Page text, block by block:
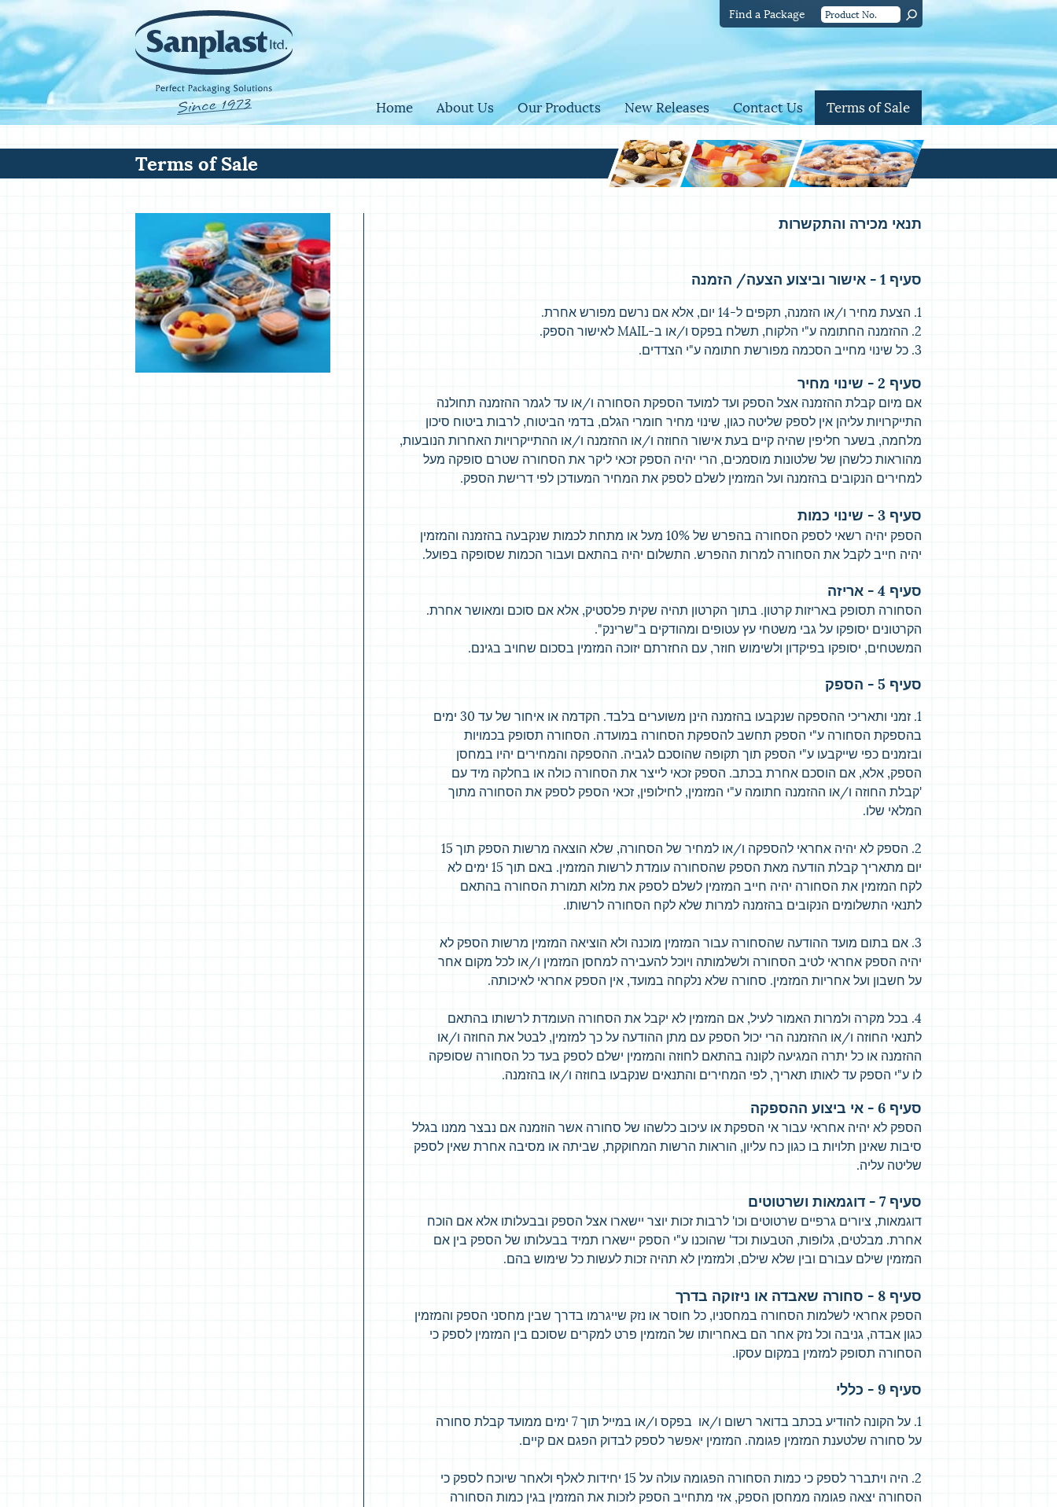
Find a Package
Home About Us Our Products New Releases Contact Us Terms of Sale
Terms of Sale
תנאי מכירה והתקשרות
סעיף 1 - אישור וביצוע הצעה/ הזמנה
1. הצעת מחיר ו/או הזמנה, תקפים ל-14 יום, אלא אם נרשם מפורש אחרת.
2. ההזמנה החתומה ע"י הלקוח, תשלח בפקס ו/או ב-MAIL לאישור הספק.
3. כל שינוי מחייב הסכמה מפורשת חתומה ע"י הצדדים.
סעיף 2 - שינוי מחיר
אם מיום קבלת ההזמנה אצל הספק ועד למועד הספקת הסחורה ו/או עד לגמר ההזמנה תחולנה
התייקרויות עליהן אין לספק שליטה כגון, שינוי מחיר חומרי הגלם, בדמי הביטוח, לרבות ביטוח סיכון
מלחמה, בשער חליפין שהיה קיים בעת אישור החוזה ו/או ההזמנה ו/או ההתייקרויות האחרות הנובעות,
מהוראות כלשהן של שלטונות מוסמכים, הרי יהיה הספק זכאי ליקר את הסחורה שטרם סופקה מעל
למחירים הנקובים בהזמנה ועל המזמין לשלם לספק את המחיר המעודכן לפי דרישת הספק.
סעיף 3 - שינוי כמות
הספק יהיה רשאי לספק הסחורה בהפרש של 10% מעל או מתחת לכמות שנקבעה בהזמנה והמזמין
יהיה חייב לקבל את הסחורה למרות ההפרש. התשלום יהיה בהתאם ועבור הכמות שסופקה בפועל.
סעיף 4 - אריזה
הסחורה תסופק באריזות קרטון. בתוך הקרטון תהיה שקית פלסטיק, אלא אם סוכם ומאושר אחרת.
הקרטונים יסופקו על גבי משטחי עץ עטופים ומהודקים ב"שרינק".
המשטחים, יסופקו בפיקדון ולשימוש חוזר, עם החזרתם יזוכה המזמין בסכום שחויב בגינם.
סעיף 5 - הספק
1. זמני ותאריכי ההספקה שנקבעו בהזמנה הינן משוערים בלבד. הקדמה או איחור של עד 30 ימים
בהספקת הסחורה ע"י הספק תחשב להספקת הסחורה במועדה. הסחורה תסופק בכמויות
ובזמנים כפי שייקבעו ע"י הספק תוך תקופה שהוסכם לגביה. ההספקה והמחירים יהיו במחסן
הספק, אלא, אם הוסכם אחרת בכתב. הספק זכאי לייצר את הסחורה כולה או בחלקה מיד עם
'קבלת החוזה ו/או ההזמנה חתומה ע"י המזמין, לחילופין, זכאי הספק לספק את הסחורה מתוך
המלאי שלו.
2. הספק לא יהיה אחראי להספקה ו/או למחיר של הסחורה, שלא הוצאה מרשות הספק תוך 15
יום מתאריך קבלת הודעה מאת הספק שהסחורה עומדת לרשות המזמין. באם תוך 15 ימים לא
לקח המזמין את הסחורה יהיה חייב המזמין לשלם לספק את מלוא תמורת הסחורה בהתאם
לתנאי התשלומים הנקובים בהזמנה למרות שלא לקח הסחורה לרשותו.
3. אם בתום מועד ההודעה שהסחורה עבור המזמין מוכנה ולא הוציאה המזמין מרשות הספק לא
יהיה הספק אחראי לטיב הסחורה ולשלמותה ויוכל להעבירה למחסן המזמין ו/או לכל מקום אחר
על חשבון ועל אחריות המזמין. סחורה שלא נלקחה במועד, אין הספק אחראי לאיכותה.
4. בכל מקרה ולמרות האמור לעיל, אם המזמין לא יקבל את הסחורה העומדת לרשותו בהתאם
לתנאי החוזה ו/או ההזמנה הרי יכול הספק עם מתן ההודעה על כך למזמין, לבטל את החוזה ו/או
ההזמנה או כל יתרה המגיעה לקונה בהתאם לחוזה והמזמין ישלם לספק בעד כל הסחורה שסופקה
לו ע"י הספק עד לאותו תאריך, לפי המחירים והתנאים שנקבעו בחוזה ו/או בהזמנה.
סעיף 6 - אי ביצוע ההספקה
הספק לא יהיה אחראי עבור אי הספקת או עיכוב כלשהו של סחורה אשר הוזמנה אם נבצר ממנו בגלל
סיבות שאינן תלויות בו כגון כח עליון, הוראות הרשות המחוקקת, שביתה או מסיבה אחרת שאין לספק
שליטה עליה.
סעיף 7 - דוגמאות ושרטוטים
דוגמאות, ציורים גרפיים שרטוטים וכו' לרבות זכות יוצר יישארו אצל הספק ובבעלותו אלא אם הוכח
אחרת. מבלטים, גלופות, הטבעות וכד' שהוכנו ע"י הספק יישארו תמיד בבעלותו של הספק בין אם
המזמין שילם עבורם ובין שלא שילם, ולמזמין לא תהיה זכות לעשות כל שימוש בהם.
סעיף 8 - סחורה שאבדה או ניזוקה בדרך
הספק אחראי לשלמות הסחורה במחסניו, כל חוסר או נזק שייגרמו בדרך שבין מחסני הספק והמזמין
כגון אבדה, גניבה וכל נזק אחר הם באחריותו של המזמין פרט למקרים שסוכם בין המזמין לספק כי
הסחורה תסופק למזמין במקום עסקו.
סעיף 9 - כללי
1. על הקונה להודיע בכתב בדואר רשום ו/או
בפקס ו/או במייל תוך 7 ימים ממועד קבלת סחורה
על סחורה שלטענת המזמין פגומה. המזמין יאפשר לספק לבדוק הפגם אם קיים.
2. היה ויתברר לספק כי כמות הסחורה הפגומה עולה על 15 יחידות לאלף ולאחר שיוכח לספק כי
הסחורה יצאה פגומה ממחסן הספק, אזי מתחייב הספק לזכות את המזמין בגין כמות הסחורה